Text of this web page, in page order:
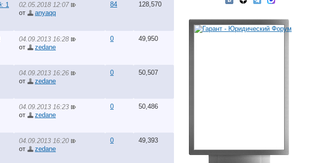
02.05.2018 12:07
от
anyaqq
84 128,570
04.09.2013 16:28
от
zedane
0 49,950
04.09.2013 16:26
от
zedane
0 50,507
04.09.2013 16:23
от
zedane
0 50,486
04.09.2013 16:20
от
zedane
0 49,393